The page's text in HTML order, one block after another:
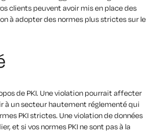
clients peuvent avoir mis en place des
à adopter des normes plus strictes sur le
de PKI. Une violation pourrait affecter
à un secteur hautement réglementé qui
PKI strictes. Une violation de données
et si vos normes PKI ne sont pas à la